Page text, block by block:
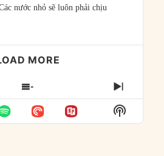
nước nhỏ sẽ luôn phải chịu
MORE
SHOW
EPISODES
LIST
NEXT
Show
Podcast